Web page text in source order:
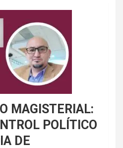
MAGISTERIAL:
POLÍTICO
DE